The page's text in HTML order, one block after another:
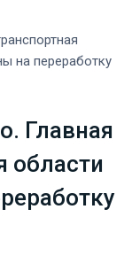
на переработку
Главная
области